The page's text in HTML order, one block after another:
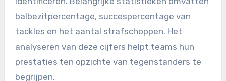
balbezitpercentage, succespercentage van
tackles en het aantal strafschoppen. Het
analyseren van deze cijfers helpt teams hun
prestaties ten opzichte van tegenstanders te
begrijpen.